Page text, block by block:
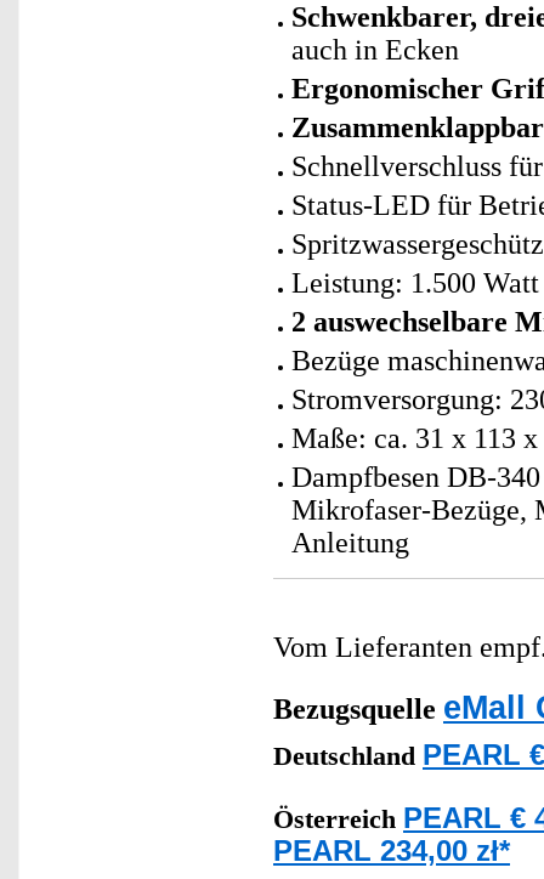
Schwenkbarer,
auch in Ecken
Ergonomischer
Zusammenklappbar
Schnellverschluss
Status-LED für
Leistung: 1.500 Watt
2 auswechselbare
Bezüge
Stromversorgung:
Maße: ca. 31 x 113
Dampfbesen DB-
Mikrofaser-Bezüge,
Anleitung
Vom Lieferanten
Bezugsquelle eMall
Deutschland PEARL
Österreich PEARL €
PEARL 234,00 zł*